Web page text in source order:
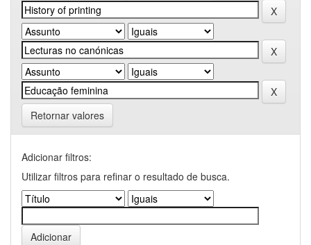
Retornar valores
Adicionar filtros:
Utilizar filtros para refinar o resultado de busca.